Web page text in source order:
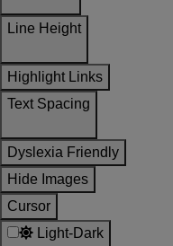
બાબત
Post on : 24 Aug 2020
કોમ્પુટરાઇઝ્ડ ડ્રો માં
યાદી ૨૦૨૦
Post on : 05 Aug 2020
Line Height
Highlight Links
Text Spacing
Dyslexia Friendly
Hide Images
Cursor
Light-Dark